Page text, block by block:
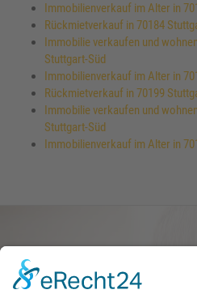
Immobilienverkauf im Alter in
Rückmietverkauf in 70184
Immobilie verkaufen und
Stuttgart-Süd
Immobilienverkauf im Alter in
Rückmietverkauf in 70199
Immobilie verkaufen und
Stuttgart-Süd
Immobilienverkauf im Alter in